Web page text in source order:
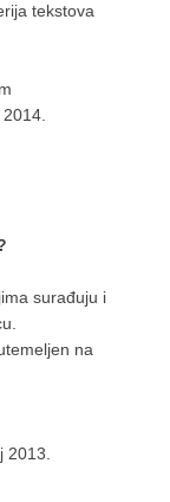
tekstova
surađuju i
na
2013.